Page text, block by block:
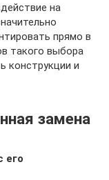
на
прямо в
такого выбора
конструкции и
замена
его